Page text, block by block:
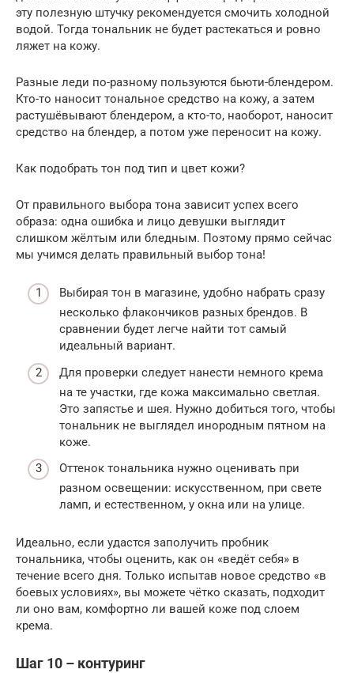
эту полезную штучку рекомендуется смочить холодной
водой. Тогда тональник не будет растекаться и ровно
ляжет на кожу.
Разные леди по-разному пользуются бьюти-блендером.
Кто-то наносит тональное средство на кожу, а затем
растушёвывают блендером, а кто-то, наоборот, наносит
средство на блендер, а потом уже переносит на кожу.
Как подобрать тон под тип и цвет кожи?
От правильного выбора тона зависит успех всего
образа: одна ошибка и лицо девушки выглядит
слишком жёлтым или бледным. Поэтому прямо сейчас
мы учимся делать правильный выбор тона!
Выбирая тон в магазине, удобно набрать сразу
несколько флакончиков разных брендов. В
сравнении будет легче найти тот самый
идеальный вариант.
Для проверки следует нанести немного крема
на те участки, где кожа максимально светлая.
Это запястье и шея. Нужно добиться того, чтобы
тональник не выглядел инородным пятном на
коже.
Оттенок тональника нужно оценивать при
разном освещении: искусственном, при свете
ламп, и естественном, у окна или на улице.
Идеально, если удастся заполучить пробник
тональника, чтобы оценить, как он «ведёт себя» в
течение всего дня. Только испытав новое средство «в
боевых условиях», вы можете чётко сказать, подходит
ли оно вам, комфортно ли вашей коже под слоем
крема.
Шаг 10 – контуринг